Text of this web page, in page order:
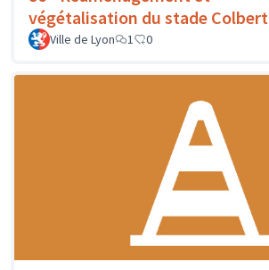
végétalisation du stade Colbert
Ville de Lyon 1 0